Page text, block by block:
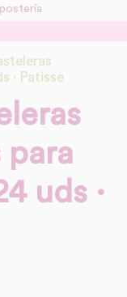
· Patisse
para
uds ·